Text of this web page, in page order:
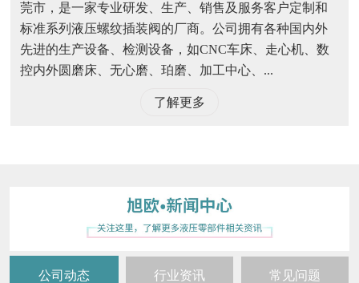
莞市，是一家专业研发、生产、销售及服务客户定制和
标准系列液压螺纹插装阀的厂商。公司拥有各种国内外
先进的生产设备、检测设备，如CNC车床、走心机、数
控内外圆磨床、无心磨、珀磨、加工中心、...
了解更多
公司动态 行业资讯 常见问题